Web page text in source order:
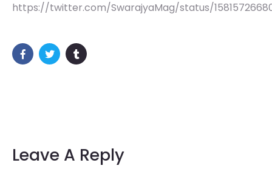
https://twitter.com/SwarajyaMag/status/
Leave A Reply